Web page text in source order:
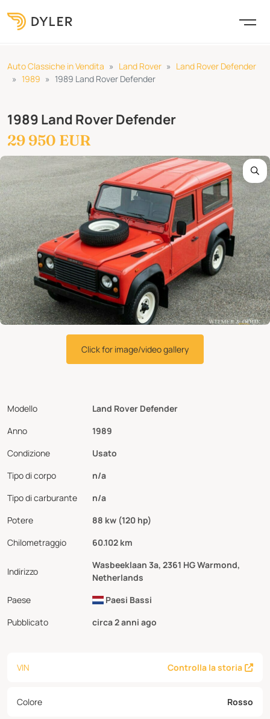
Auto Classiche in Vendita Land Rover
Land Rover Defender
1989
1989 Land Rover Defender
1989 Land Rover Defender
29 950 EUR
Modello
Land Rover Defender
Anno
1989
Condizione
Usato
Tipo di corpo
n/a
Tipo di carburante
n/a
Potere
88 kw (120 hp)
Chilometraggio
60.102 km
Indirizzo
Wasbeeklaan 3a, 2361 HG Warmond,
Netherlands
Paese
Paesi Bassi
Pubblicato
circa 2 anni ago
Click for image/video gallery
VIN Controlla la storia
Colore Rosso